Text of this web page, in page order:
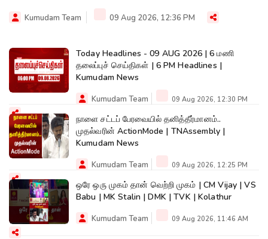
Kumudam Team 09 Aug 2026, 12:36 PM
Today Headlines - 09 AUG 2026 | 6 மணி
தலைப்புச் செய்திகள் | 6 PM Headlines |
Kumudam News
Kumudam Team 09 Aug 2026, 12:30 PM
நாளை சட்டப் பேரவையில் தனித்தீர்மானம்..
முதல்வரின் ActionMode | TNAssembly |
Kumudam News
Kumudam Team 09 Aug 2026, 12:25 PM
ஒரே ஒரு முகம் தான் வெற்றி முகம் | CM Vijay | VS
Babu | MK Stalin | DMK | TVK | Kolathur
Kumudam Team 09 Aug 2026, 11:46 AM